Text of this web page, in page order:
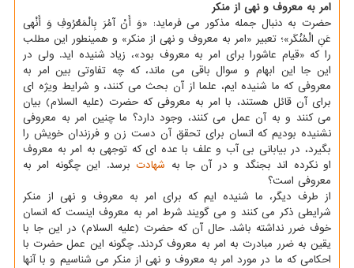
امر به معروف و نهی از منکر
حضرت به دنبال جمله مذکور می فرماید: «وَ أَنْ آمُرَ بِالْمَعْرُوفِ وَ أَنْهی
عَنِ الْمُنْکَر»؛ تعبیر «امر به معروف و نهی از منکر» و همینطور این مطلب
را که «قیام عاشورا برای امر به معروف بود»، زیاد شنیده اید. ولی در
این جا این ابهام و سوال باقی می ماند، که چه تفاوتی بین امر به
معروفی که ما شنیده ایم، علما از آن بحث می کنند، و شرایط ویژه ای
برای آن قائل هستند، با امر به معروفی که حضرت (علیه السلام) بیان
می کنند و به آن عمل می کنند، وجود دارد؟ ما چنین امر به معروفی
نشنیده بودیم که انسان برای تحقق آن دست زن و فرزندان خویش را
بگیرد، در بیابانی بی آب و علف با عده ای که توجهی به امر به معروف
او نکرده اند بجنگد و در آن جا به شهادت برسد. این چگونه امر به
معروفی است؟
از طرف دیگر، ما شنیده ایم که برای امر به معروف و نهی از منکر
شرایطی ذکر می کنند و می گویند شرط امر به معروف اینست که انسان
خوف ضرر نداشته باشد. حال آن که حضرت (علیه السلام) در این جا با
یقین به ضرر مبادرت به امر به معروف کردند. چگونه این عمل حضرت با
احکامی که ما در مورد امر به معروف و نهی از منکر می شناسیم و با آنها